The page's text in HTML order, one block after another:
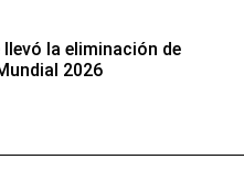
la eliminación de
2026